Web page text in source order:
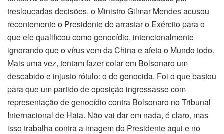
tresloucadas decisões, o Ministro Gilmar Mendes acusou
recentemente o Presidente de arrastar o Exército para o
que ele qualificou como genocídio, intencionalmente
ignorando que o vírus vem da China e afeta o Mundo todo.
Mais uma vez, tentam fazer colar em Bolsonaro um
descabido e injusto rótulo: o de genocida. Foi o que bastou
para que um partido de oposição ingressasse com
representação de genocídio contra Bolsonaro no Tribunal
Internacional de Haia. Não vai dar em nada, é claro, mas
isso trabalha contra a imagem do Presidente aqui e no